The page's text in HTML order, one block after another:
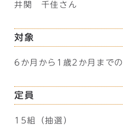
井関 千佳さん
対象
6か月から1歳2か月まで
定員
15組（抽選）